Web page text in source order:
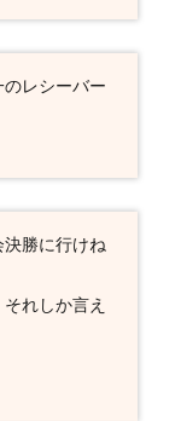
レシーバー
勝に行けね
れしか言え